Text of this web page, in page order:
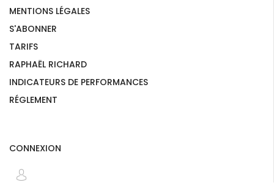
MENTIONS LÉGALES
S'ABONNER
TARIFS
RAPHAËL RICHARD
INDICATEURS DE PERFORMANCES
RÉGLEMENT
CONNEXION